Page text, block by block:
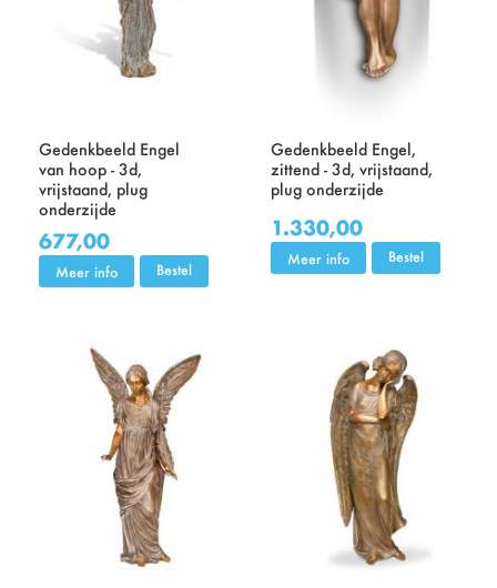
Gedenkbeeld Engel
van hoop - 3d,
vrijstaand, plug
onderzijde
677,00
Meer info Bestel
Gedenkbeeld Engel,
zittend - 3d, vrijstaand,
plug onderzijde
1.330,00
Meer info Bestel